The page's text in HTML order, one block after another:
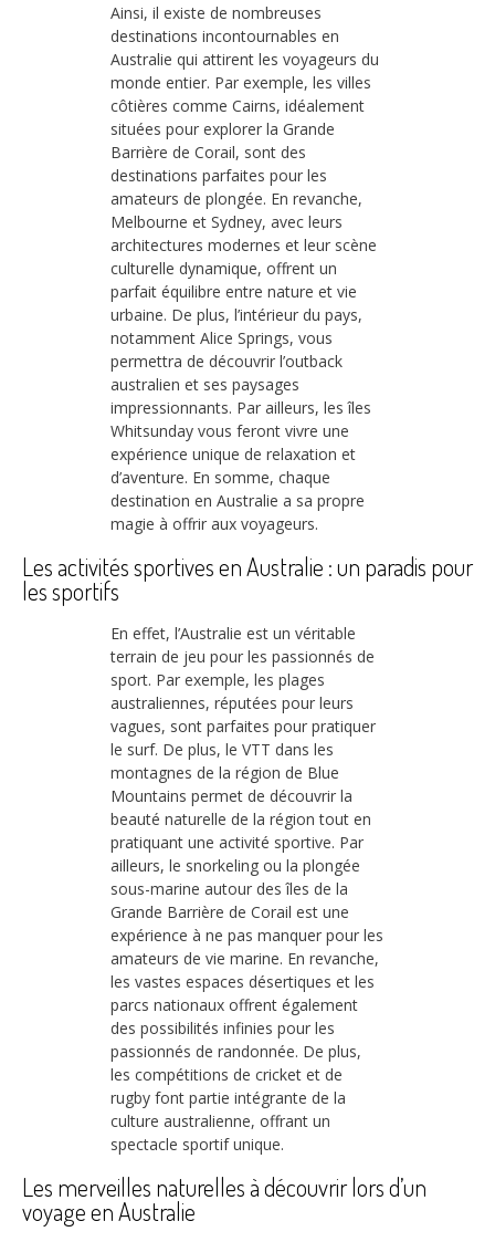
Ainsi, il existe de nombreuses
destinations incontournables en
Australie qui attirent les voyageurs du
monde entier. Par exemple, les villes
côtières comme Cairns, idéalement
situées pour explorer la Grande
Barrière de Corail, sont des
destinations parfaites pour les
amateurs de plongée. En revanche,
Melbourne et Sydney, avec leurs
architectures modernes et leur scène
culturelle dynamique, offrent un
parfait équilibre entre nature et vie
urbaine. De plus, l’intérieur du pays,
notamment Alice Springs, vous
permettra de découvrir l’outback
australien et ses paysages
impressionnants. Par ailleurs, les îles
Whitsunday vous feront vivre une
expérience unique de relaxation et
d’aventure. En somme, chaque
destination en Australie a sa propre
magie à offrir aux voyageurs.
Les activités sportives en Australie : un paradis pour
les sportifs
En effet, l’Australie est un véritable
terrain de jeu pour les passionnés de
sport. Par exemple, les plages
australiennes, réputées pour leurs
vagues, sont parfaites pour pratiquer
le surf. De plus, le VTT dans les
montagnes de la région de Blue
Mountains permet de découvrir la
beauté naturelle de la région tout en
pratiquant une activité sportive. Par
ailleurs, le snorkeling ou la plongée
sous-marine autour des îles de la
Grande Barrière de Corail est une
expérience à ne pas manquer pour les
amateurs de vie marine. En revanche,
les vastes espaces désertiques et les
parcs nationaux offrent également
des possibilités infinies pour les
passionnés de randonnée. De plus,
les compétitions de cricket et de
rugby font partie intégrante de la
culture australienne, offrant un
spectacle sportif unique.
Les merveilles naturelles à découvrir lors d’un
voyage en Australie